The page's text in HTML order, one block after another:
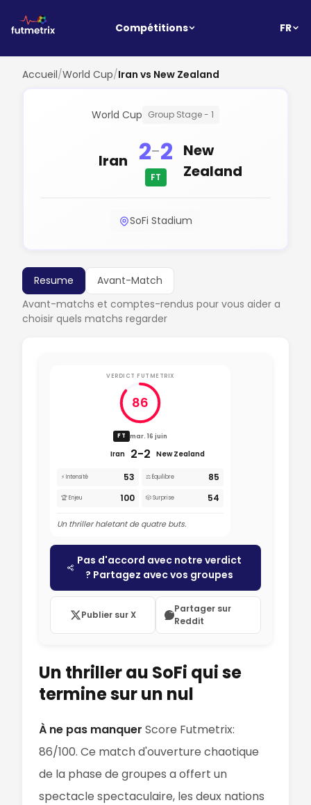
Compétitions FR
Accueil/World Cup/Iran vs New Zealand
World Cup Group Stage - 1
Iran 2-2
FT
New
Zealand
SoFi Stadium
Resume
Avant-Match
Avant-matchs et comptes-rendus pour vous aider a
choisir quels matchs regarder
VERDICT FUTMETRIX
86
FT mar. 16 juin
Iran 2-2 New Zealand
⚡ Intensité 53 ⚖️ Équilibre 85
🏆 Enjeu 100 🎲 Surprise 54
Un thriller haletant de quatre buts.
Pas d'accord avec notre verdict
? Partagez avec vos groupes
Publier sur X
Partager sur
Reddit
Un thriller au SoFi qui se
termine sur un nul
À ne pas manquer Score Futmetrix:
86/100. Ce match d'ouverture chaotique
de la phase de groupes a offert un
spectacle spectaculaire, les deux nations